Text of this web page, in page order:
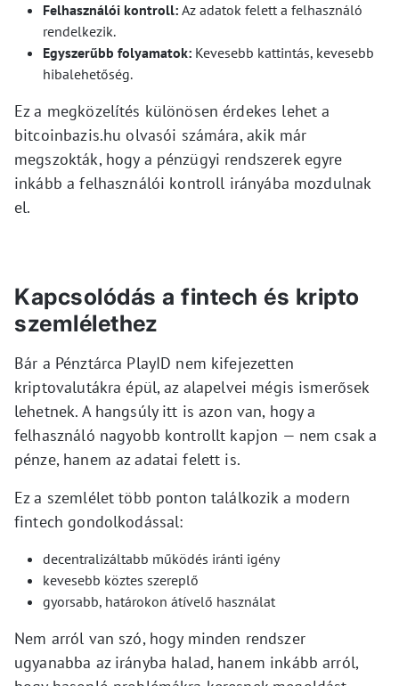
Felhasználói kontroll: Az adatok felett a felhasználó
rendelkezik.
Egyszerűbb folyamatok: Kevesebb kattintás, kevesebb
hibalehetőség.
Ez a megközelítés különösen érdekes lehet a
bitcoinbazis.hu olvasói számára, akik már
megszokták, hogy a pénzügyi rendszerek egyre
inkább a felhasználói kontroll irányába mozdulnak
el.
Kapcsolódás a fintech és kripto
szemlélethez
Bár a Pénztárca PlayID nem kifejezetten
kriptovalutákra épül, az alapelvei mégis ismerősek
lehetnek. A hangsúly itt is azon van, hogy a
felhasználó nagyobb kontrollt kapjon — nem csak a
pénze, hanem az adatai felett is.
Ez a szemlélet több ponton találkozik a modern
fintech gondolkodással:
decentralizáltabb működés iránti igény
kevesebb köztes szereplő
gyorsabb, határokon átívelő használat
Nem arról van szó, hogy minden rendszer
ugyanabba az irányba halad, hanem inkább arról,